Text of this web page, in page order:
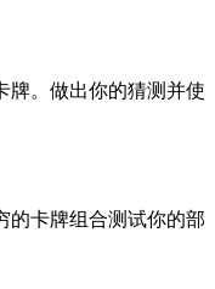
牌。做出你的猜测并使
的卡牌组合测试你的部